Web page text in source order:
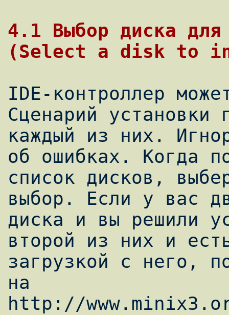
4.1 Выбор диска для
IDE-контроллер
Сценарий установки
каждый из них.
об ошибках. Когда
список дисков,
выбор. Если у вас
диска и вы решили
второй из них и
загрузкой с него,
на
http://